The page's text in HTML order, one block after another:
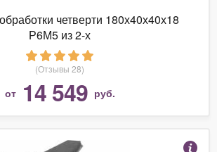
четверти 180х40х40х18
Р6М5 из 2-х
(Отзывы 28)
от 14 549 руб.